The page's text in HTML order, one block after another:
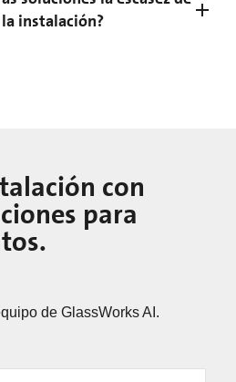
instalación?
con
para
de GlassWorks AI.